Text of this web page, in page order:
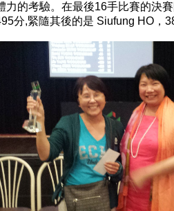
力的考驗。在最後16手比賽的決
分,緊隨其後的是 Siufung HO，